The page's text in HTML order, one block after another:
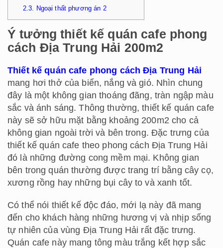
2.3.
Ngoại thất phương án 2
Ý tưởng thiết kế quán cafe phong
cách Địa Trung Hải 200m2
Thiết kế quán cafe phong cách Địa Trung Hải
mang hơi thở của biển, nắng và gió. Nhìn chung
đây là một không gian thoáng đãng, tràn ngập màu
sắc và ánh sáng. Thông thường, thiết kế quán cafe
này sẽ sở hữu mặt bằng khoảng 200m2 cho cả
không gian ngoài trời và bên trong. Đặc trưng của
thiết kế quán cafe theo phong cách Địa Trung Hải
đó là những đường cong mềm mại. Không gian
bên trong quán thường được trang trí bằng cây cọ,
xương rồng hay những bụi cây to và xanh tốt.
Có thể nói thiết kế độc đáo, mới lạ này đã mang
đến cho khách hàng những hương vị và nhịp sống
tự nhiên của vùng Địa Trung Hải rất đặc trưng.
Quán cafe này mang tông màu trắng kết hợp sắc